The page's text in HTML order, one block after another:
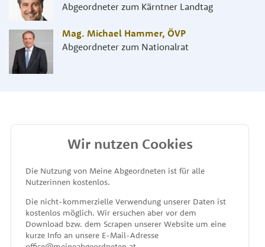
Abgeordneter zum Kärntner Landtag
Mag. Michael Hammer, ÖVP
Abgeordneter zum Nationalrat
MEINE ABGEORDNETEN
unterstützt von
Wir nutzen Cookies
Die Nutzung von Meine Abgeordneten ist für alle
Nutzerinnen kostenlos.
Die nicht-kommerzielle Verwendung unserer Daten ist
kostenlos möglich. Wir ersuchen aber vor dem
Download bzw. dem Scrapen unserer Website um eine
kurze Info an unsere E-Mail-Adresse